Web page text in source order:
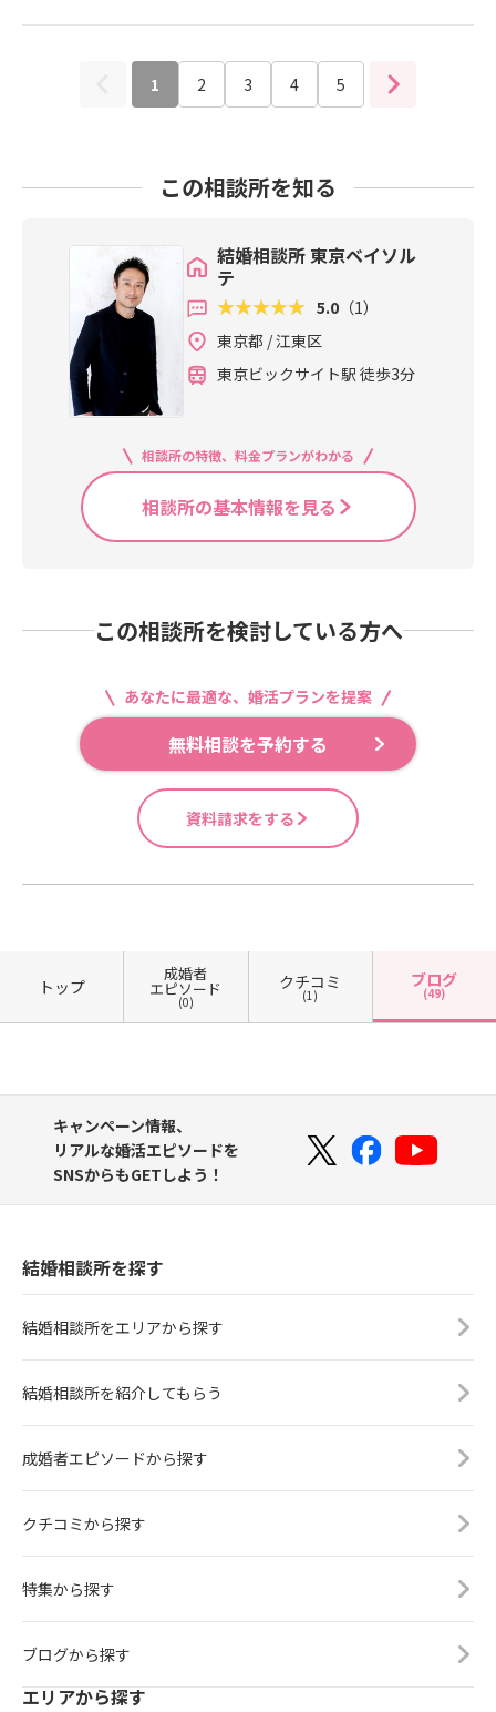
気・熱気・笑顔がほとばしる1960年
現され、新しいのに懐かしい非日常
のエンターテイメント体験へ巻き込
へと生まれ変わります。
件にマッチした異性のデータが届け
いというメリットがある反面、カウ
ンセラーからのサポートはあまり期
仲人型の結婚相談所にも真剣に結婚
を考えている男女が登録されてお
仲人さんから相性の合いそうな人を
紹介されたりしてお見合いが組まれ
ていく仕組みです。料金は比較的高
いものの、登録から婚約・親への挨
拶まで一貫して仲人さんからの手厚
いサポートがある点がメリットで
ますよね？視線を感じることは男女
ともにありますが、女性の方が感じ
やすい傾向にあるようです。この記
事では、トロンとした目で見つめる
もトロンとした目とは、どんな目つ
きのことを指すのでしょうか？文学
「心ここにあらずな表情をしている
目」「ぼんやりとした目つき」「放
心状態のときの目」などといった意
1 2 3 4 5
この相談所を知る
結婚相談所 東京ベイソル
テ
5.0 （1）
東京都 / 江東区
東京ビックサイト駅 徒歩3分
相談所の特徴、料金プランがわかる
相談所の基本情報を見る
この相談所を検討している方へ
あなたに最適な、婚活プランを提案
無料相談を予約する
資料請求をする
トップ
成婚者
エピソード
(0)
クチコミ
(1)
ブログ
(49)
キャンペーン情報、
リアルな婚活エピソードを
SNSからもGETしよう！
結婚相談所を探す
結婚相談所をエリアから探す
結婚相談所を紹介してもらう
成婚者エピソードから探す
クチコミから探す
特集から探す
ブログから探す
エリアから探す